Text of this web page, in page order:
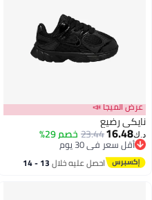
عرض الميجا 📣
نايكي رضيع
د.ك‏16.48
23.44خصم 29%
أقل سعر في 30 يوم
أقل سعر في 30 يوماحصل عليه خلال 13 - 14